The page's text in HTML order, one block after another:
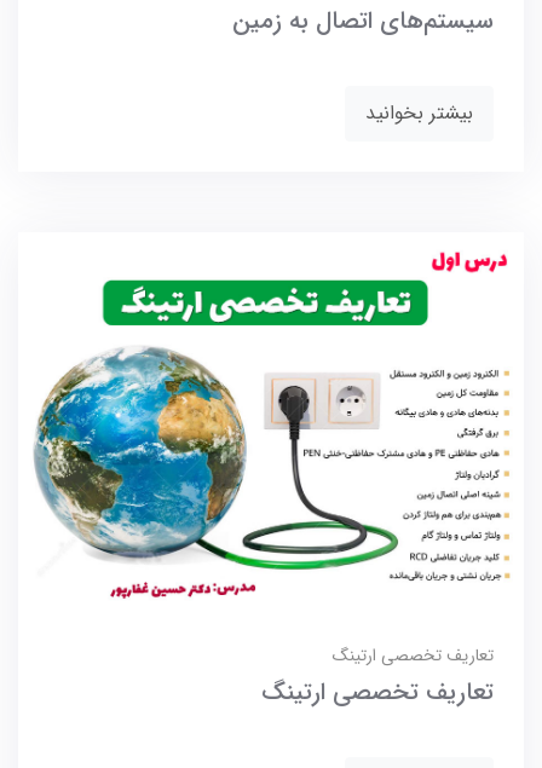
سیستم‌های اتصال به زمین
بیشتر بخوانید
تعاریف تخصصی ارتینگ
تعاریف تخصصی ارتینگ